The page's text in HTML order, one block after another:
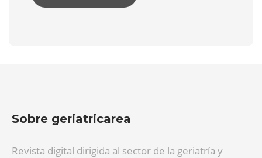
Sobre geriatricarea
Revista digital dirigida al sector de la geriatría y